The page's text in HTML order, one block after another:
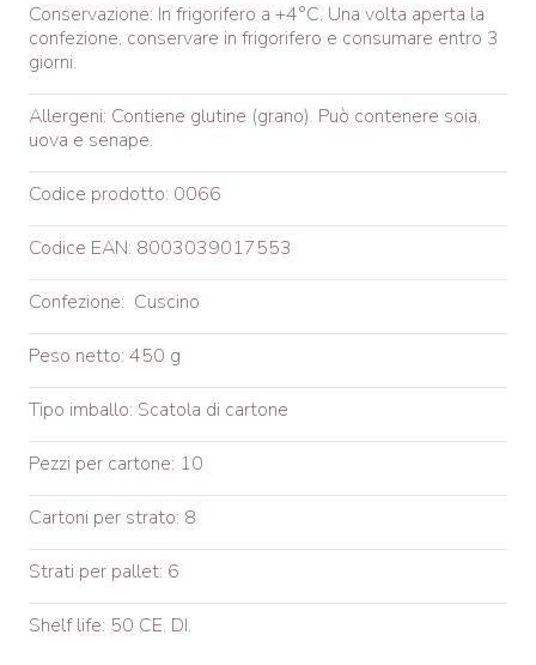
Conservazione: In frigorifero a +4°C. Una volta aperta la
confezione, conservare in frigorifero e consumare entro 3
giorni.
Allergeni: Contiene glutine (grano). Può contenere soia,
uova e senape.
Codice prodotto: 0066
Codice EAN: 8003039017553
Confezione: Cuscino
Peso netto: 450 g
Tipo imballo: Scatola di cartone
Pezzi per cartone: 10
Cartoni per strato: 8
Strati per pallet: 6
Shelf life: 50 CE. DI.